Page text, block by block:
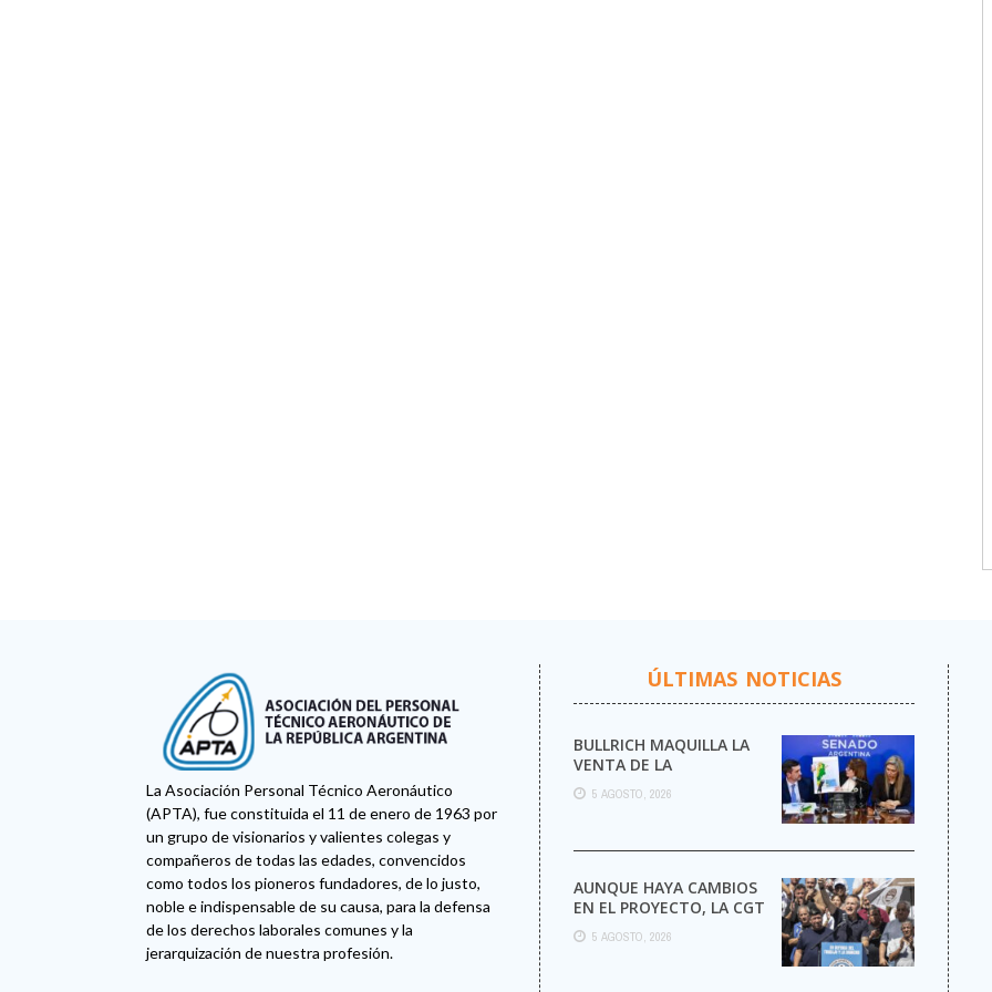
La Asociación Personal Técnico Aeronáutico
(APTA), fue constituida el 11 de enero de 1963 por
un grupo de visionarios y valientes colegas y
compañeros de todas las edades, convencidos
como todos los pioneros fundadores, de lo justo,
noble e indispensable de su causa, para la defensa
de los derechos laborales comunes y la
jerarquización de nuestra profesión.
ÚLTIMAS NOTICIAS
BULLRICH MAQUILLA LA
VENTA DE LA
ARGENTINA
5 AGOSTO, 2026
AUNQUE HAYA CAMBIOS
EN EL PROYECTO, LA CGT
MARCHA AL CONGRESO
CONTRA LA LEY DE ...
5 AGOSTO, 2026